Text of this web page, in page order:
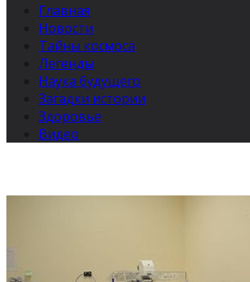
Главная
Новости
Тайны космоса
Легенды
Наука будущего
Загадки истории
Здоровье
Видео